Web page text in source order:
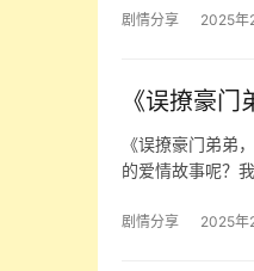
剧情分享 2025年
《误撩豪
《误撩豪门弟弟
的爱情故事呢？
剧情分享 2025年